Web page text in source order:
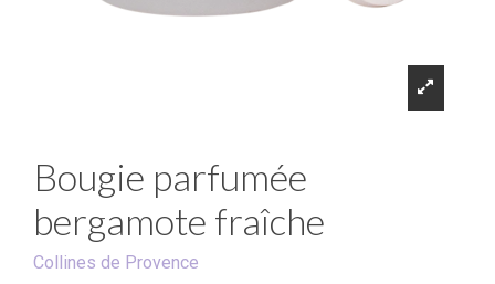
Bougie parfumée
bergamote fraîche
Collines de Provence